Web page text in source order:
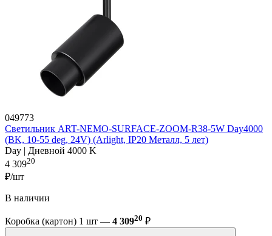
049773
Светильник ART-NEMO-SURFACE-ZOOM-R38-5W Day4000
(BK, 10-55 deg, 24V) (Arlight, IP20 Металл, 5 лет)
Day | Дневной 4000 K
4 30920
₽/шт
В наличии
Коробка (картон) 1 шт — 4 30920 ₽